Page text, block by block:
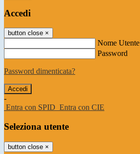
Accedi
button close ×
Nome Utente
Password
Password dimenticata?
-
Entra con SPID Entra con CIE
Seleziona utente
button close ×